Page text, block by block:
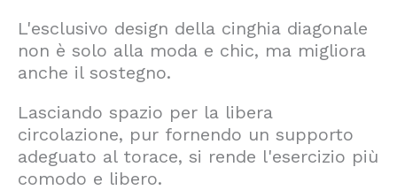
L'esclusivo design della cinghia diagonale
non è solo alla moda e chic, ma migliora
anche il sostegno.
Lasciando spazio per la libera
circolazione, pur fornendo un supporto
adeguato al torace, si rende l'esercizio più
comodo e libero.